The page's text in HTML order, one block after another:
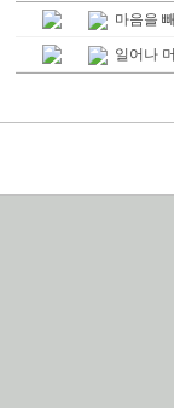
마음을
일어나